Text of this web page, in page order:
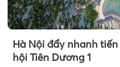
Hà Nội đẩy nhanh
hội Tiên Dương 1